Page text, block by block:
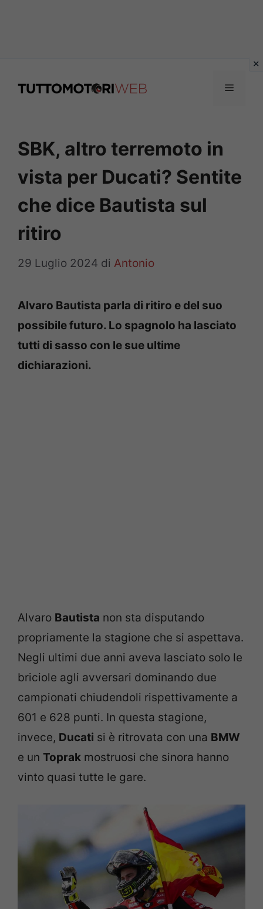
Menu
SBK, altro terremoto in
vista per Ducati? Sentite
che dice Bautista sul
ritiro
29 Luglio 2024 di Antonio
Alvaro Bautista parla di ritiro e del suo
possibile futuro. Lo spagnolo ha lasciato
tutti di sasso con le sue ultime
dichiarazioni.
Alvaro Bautista non sta disputando
propriamente la stagione che si aspettava.
Negli ultimi due anni aveva lasciato solo le
briciole agli avversari dominando due
campionati chiudendoli rispettivamente a
601 e 628 punti. In questa stagione,
invece, Ducati si è ritrovata con una BMW
e un Toprak mostruosi che sinora hanno
vinto quasi tutte le gare.